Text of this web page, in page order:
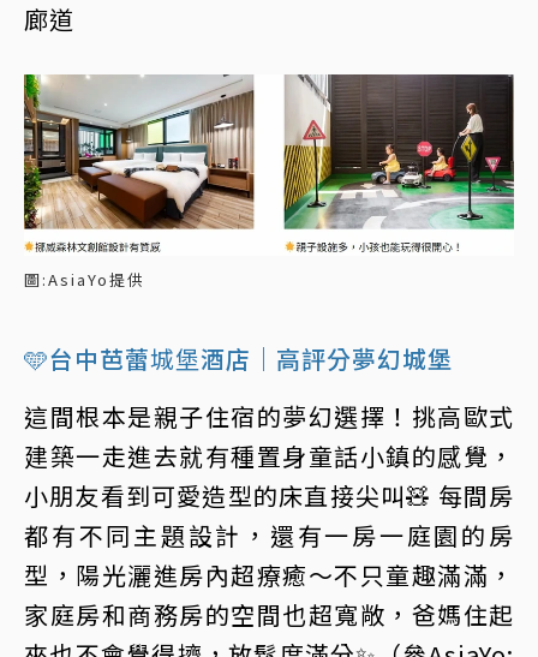
廊道
圖:AsiaYo提供
🩵台中芭蕾城堡酒店｜高評分夢幻城堡
這間根本是親子住宿的夢幻選擇！挑高歐式
建築一走進去就有種置身童話小鎮的感覺，
小朋友看到可愛造型的床直接尖叫🧸 每間房
都有不同主題設計，還有一房一庭園的房
型，陽光灑進房內超療癒～不只童趣滿滿，
家庭房和商務房的空間也超寬敞，爸媽住起